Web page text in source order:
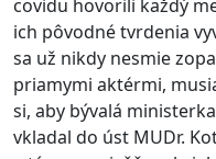
covidu hovorili každý
ich pôvodné tvrdenia
sa už nikdy nesmie
priamymi aktérmi,
si, aby bývalá
vkladal do úst MUDr.